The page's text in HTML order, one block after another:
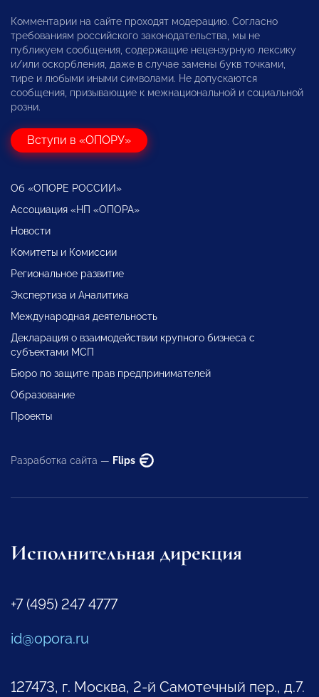
Комментарии на сайте проходят модерацию. Согласно
требованиям российского законодательства, мы не
публикуем сообщения, содержащие нецензурную лексику
и/или оскорбления, даже в случае замены букв точками,
тире и любыми иными символами. Не допускаются
сообщения, призывающие к межнациональной и социальной
розни.
Вступи в «ОПОРУ»
Об «ОПОРЕ РОССИИ»
Ассоциация «НП «ОПОРА»
Новости
Комитеты и Комиссии
Региональное развитие
Экспертиза и Аналитика
Международная деятельность
Декларация о взаимодействии крупного бизнеса с
субъектами МСП
Бюро по защите прав предпринимателей
Образование
Проекты
Разработка сайта — Flips
Исполнительная дирекция
+7 (495) 247 4777
id@opora.ru
127473, г. Москва, 2-й Самотечный пер., д.7.